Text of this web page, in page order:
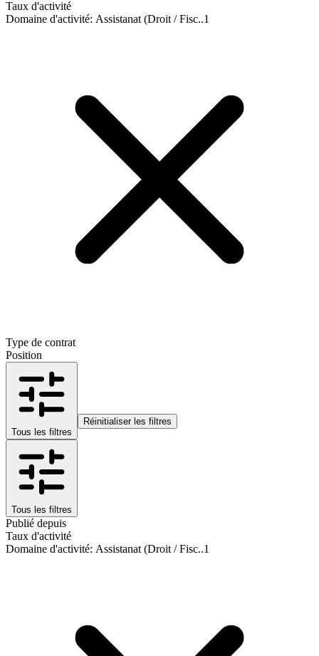
Taux d'activité
Domaine d'activité: Assistanat (Droit / Fisc..1
Type de contrat
Position
Tous les filtres
Réinitialiser les filtres
Tous les filtres
Publié depuis
Taux d'activité
Domaine d'activité: Assistanat (Droit / Fisc..1